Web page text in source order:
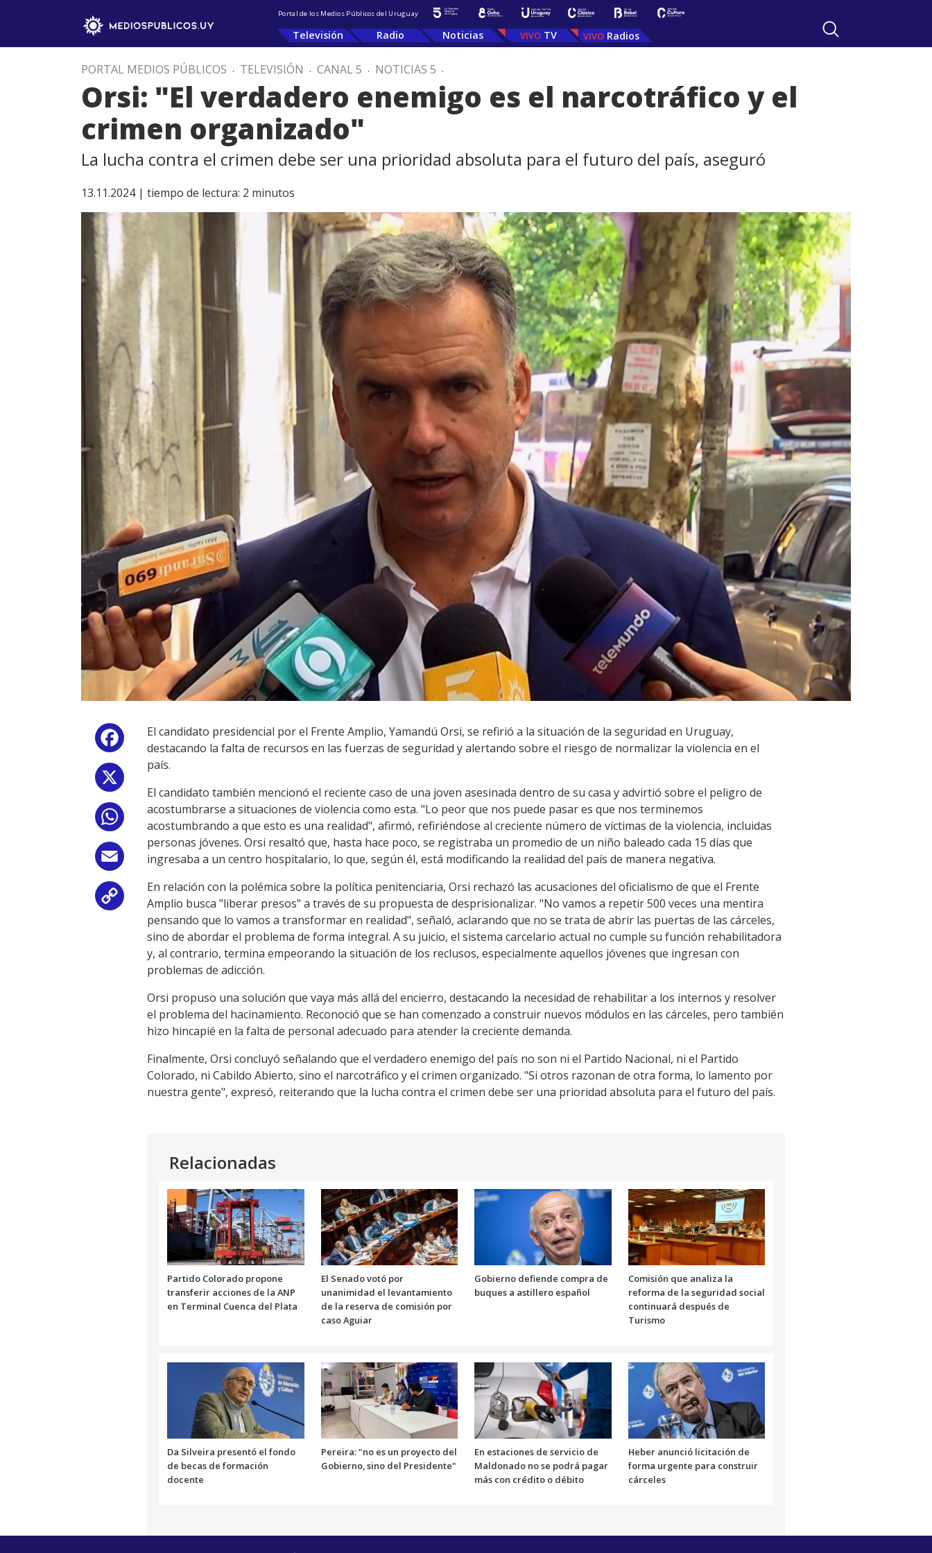
Portal de los Medios Públicos del Uruguay
Televisión Radio Noticias TV Radios
PORTAL MEDIOS PÚBLICOS . TELEVISIÓN . CANAL 5 . NOTICIAS 5 .
Orsi: "El verdadero enemigo es el narcotráfico y el
crimen organizado"
La lucha contra el crimen debe ser una prioridad absoluta para el futuro del país, aseguró
13.11.2024 | tiempo de lectura: 2 minutos
Facebook
WhatsApp
Email
Copy
Link
El candidato presidencial por el Frente Amplio, Yamandú Orsi, se refirió a la situación de la seguridad en Uruguay,
destacando la falta de recursos en las fuerzas de seguridad y alertando sobre el riesgo de normalizar la violencia en el
país.
El candidato también mencionó el reciente caso de una joven asesinada dentro de su casa y advirtió sobre el peligro de
acostumbrarse a situaciones de violencia como esta. "Lo peor que nos puede pasar es que nos terminemos
acostumbrando a que esto es una realidad", afirmó, refiriéndose al creciente número de víctimas de la violencia, incluidas
personas jóvenes. Orsi resaltó que, hasta hace poco, se registraba un promedio de un niño baleado cada 15 días que
ingresaba a un centro hospitalario, lo que, según él, está modificando la realidad del país de manera negativa.
En relación con la polémica sobre la política penitenciaria, Orsi rechazó las acusaciones del oficialismo de que el Frente
Amplio busca "liberar presos" a través de su propuesta de desprisionalizar. "No vamos a repetir 500 veces una mentira
pensando que lo vamos a transformar en realidad", señaló, aclarando que no se trata de abrir las puertas de las cárceles,
sino de abordar el problema de forma integral. A su juicio, el sistema carcelario actual no cumple su función rehabilitadora
y, al contrario, termina empeorando la situación de los reclusos, especialmente aquellos jóvenes que ingresan con
problemas de adicción.
Orsi propuso una solución que vaya más allá del encierro, destacando la necesidad de rehabilitar a los internos y resolver
el problema del hacinamiento. Reconoció que se han comenzado a construir nuevos módulos en las cárceles, pero también
hizo hincapié en la falta de personal adecuado para atender la creciente demanda.
Finalmente, Orsi concluyó señalando que el verdadero enemigo del país no son ni el Partido Nacional, ni el Partido
Colorado, ni Cabildo Abierto, sino el narcotráfico y el crimen organizado. "Si otros razonan de otra forma, lo lamento por
nuestra gente", expresó, reiterando que la lucha contra el crimen debe ser una prioridad absoluta para el futuro del país.
Relacionadas
Partido Colorado propone
transferir acciones de la ANP
en Terminal Cuenca del Plata
El Senado votó por
unanimidad el levantamiento
de la reserva de comisión por
caso Aguiar
Gobierno defiende compra de
buques a astillero español
Comisión que analiza la
reforma de la seguridad social
continuará después de
Turismo
Da Silveira presentó el fondo
de becas de formación
docente
Pereira: "no es un proyecto del
Gobierno, sino del Presidente"
En estaciones de servicio de
Maldonado no se podrá pagar
más con crédito o débito
Heber anunció licitación de
forma urgente para construir
cárceles